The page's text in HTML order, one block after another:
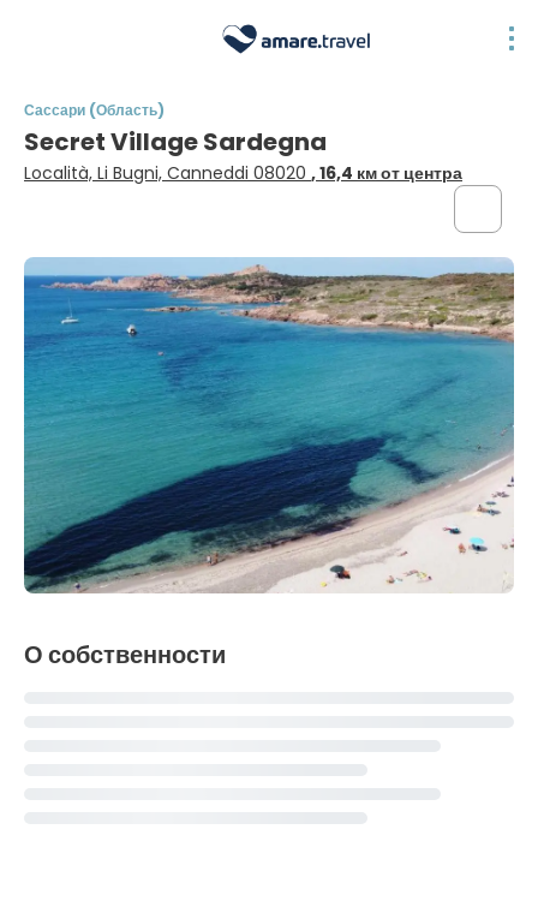
Сассари (Область)
Secret Village Sardegna
Località, Li Bugni, Canneddi 08020 , 16,4 км от центра
О собственности